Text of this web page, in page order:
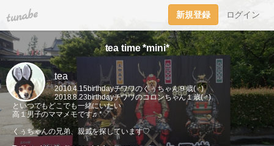
tuna.be 新規登録 ログイン
tea time *mini*
tea
2010.4.15birthdayチワワのくぅちゃん９歳(♂)
2018.8.23birthdayチワワのコロンちゃん１歳(♂)
といつでもどこでも一緒にいたい
高１男子のママメモです♬*゜
くぅちゃんの兄弟、親戚を探しています♡